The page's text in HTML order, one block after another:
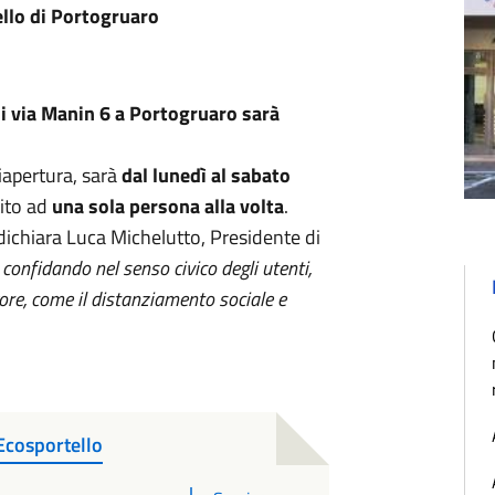
di Portogruaro
via Manin 6 a Portogruaro sarà
saràdal lunedì al sabato
ad una sola persona alla volta.
Luca Michelutto, Presidente di
nel senso civico degli utenti,
come il distanziamento sociale e